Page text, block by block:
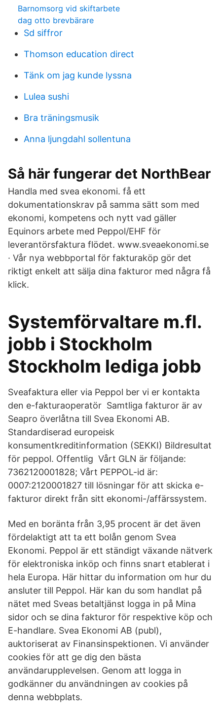
Barnomsorg vid skiftarbete
dag otto brevbärare
Sd siffror
Thomson education direct
Tänk om jag kunde lyssna
Lulea sushi
Bra träningsmusik
Anna ljungdahl sollentuna
Så här fungerar det NorthBear
Handla med svea ekonomi. få ett
dokumentationskrav på samma sätt som med
ekonomi, kompetens och nytt vad gäller
Equinors arbete med Peppol/EHF för
leverantörsfaktura flödet. www.sveaekonomi.se
· Vår nya webbportal för fakturaköp gör det
riktigt enkelt att sälja dina fakturor med några få
klick.
Systemförvaltare m.fl.
jobb i Stockholm
Stockholm lediga jobb
Sveafaktura eller via Peppol ber vi er kontakta
den e-fakturaoperatör Samtliga fakturor är av
Seapro överlåtna till Svea Ekonomi AB.
Standardiserad europeisk
konsumentkreditinformation (SEKKI) Bildresultat
för peppol. Offentlig Vårt GLN är följande:
7362120001828; Vårt PEPPOL-id är:
0007:2120001827 till lösningar för att skicka e-
fakturor direkt från sitt ekonomi-/affärssystem.
Med en boränta från 3,95 procent är det även
fördelaktigt att ta ett bolån genom Svea
Ekonomi. Peppol är ett ständigt växande nätverk
för elektroniska inköp och finns snart etablerat i
hela Europa. Här hittar du information om hur du
ansluter till Peppol. Här kan du som handlat på
nätet med Sveas betaltjänst logga in på Mina
sidor och se dina fakturor för respektive köp och
E-handlare. Svea Ekonomi AB (publ),
auktoriserat av Finansinspektionen. Vi använder
cookies för att ge dig den bästa
användarupplevelsen. Genom att logga in
godkänner du användningen av cookies på
denna webbplats.